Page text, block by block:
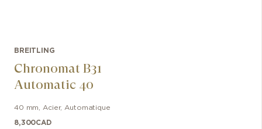
montre
Assez
tenue
BREITLING
Chronomat B31
Automatic 40
40 mm Acier, Automatique
8,300CAD